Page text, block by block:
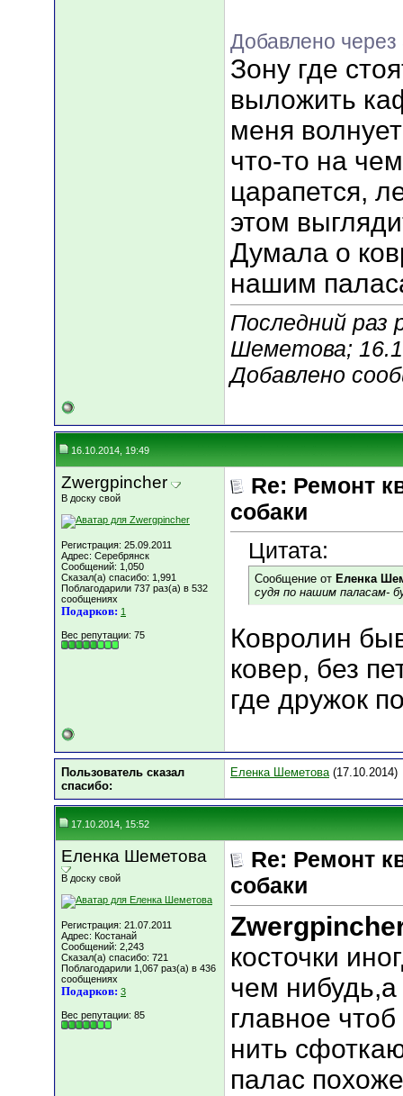
Добавлено
Зону где
выложить
меня
что-то на
царапется,
этом
Думала о
нашим
Последний раз
Шеметова;
Добавлено
16.10.2014, 19:49
Zwergpincher
В доску свой
Регистрация: 25.09.2011
Адрес: Серебрянск
Сообщений: 1,050
Сказал(а) спасибо: 1,991
Поблагодарили 737 раз(а) в 532
сообщениях
Подарков: 1
Вес репутации: 75
Re: Ремонт
собаки
Цитата:
Сообщение от Еленка
судя по нашим паласам-
Ковролин
ковер, без
где дружок
Пользователь сказал
cпасибо:
Еленка Шеметова(17.10.2014)
17.10.2014, 15:52
Еленка Шеметова
В доску свой
Регистрация: 21.07.2011
Адрес: Костанай
Сообщений: 2,243
Сказал(а) спасибо: 721
Поблагодарили 1,067 раз(а) в 436
сообщениях
Подарков: 3
Вес репутации: 85
Re: Ремонт
собаки
косточки
чем
главное
нить
палас похоже